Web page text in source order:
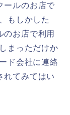
ールのお店で
もしかした
のお店で利用
まっただけか
ド会社に連絡
れてみてはい